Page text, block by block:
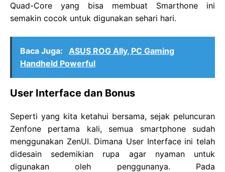
Quad-Core yang bisa membuat Smarthone ini
semakin cocok untuk digunakan sehari hari.
Baca Juga:
ASUS ROG Ally, PC Gaming
Handheld Powerful
User Interface dan Bonus
Seperti yang kita ketahui bersama, sejak peluncuran
Zenfone pertama kali, semua smartphone sudah
menggunakan ZenUI. Dimana User Interface ini telah
didesain sedemikian rupa agar nyaman untuk
digunakan oleh penggunanya. Pada